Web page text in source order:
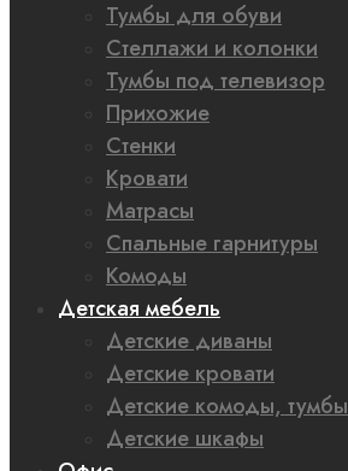
Тумбы для обуви
Стеллажи и колонки
Тумбы под телевизор
Прихожие
Стенки
Кровати
Матрасы
Спальные гарнитуры
Комоды
Детская мебель
Детские диваны
Детские кровати
Детские комоды, тумбы
Детские шкафы